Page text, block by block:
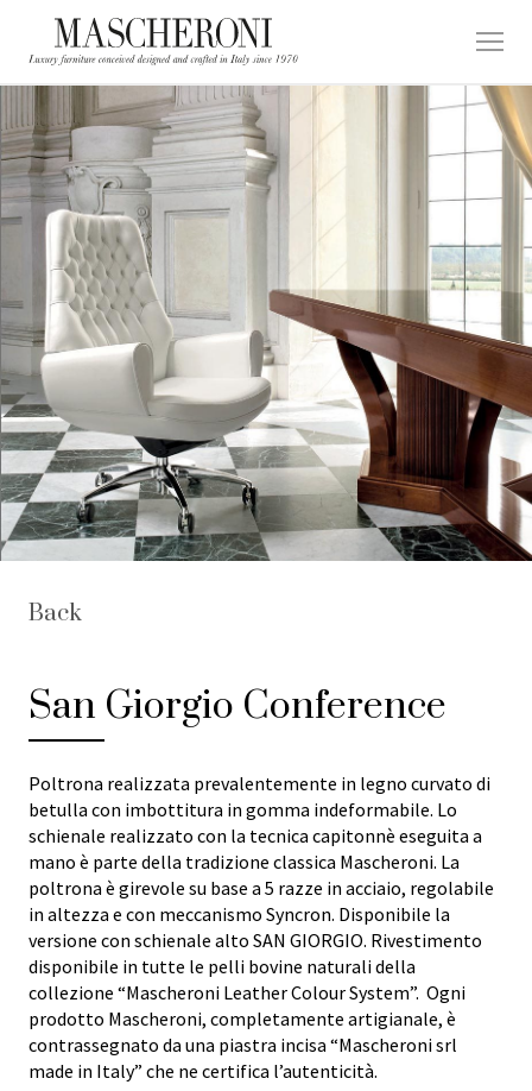
Back
San Giorgio Conference
Poltrona realizzata prevalentemente in legno curvato di
betulla con imbottitura in gomma indeformabile. Lo
schienale realizzato con la tecnica capitonnè eseguita a
mano è parte della tradizione classica Mascheroni. La
poltrona è girevole su base a 5 razze in acciaio, regolabile
in altezza e con meccanismo Syncron. Disponibile la
versione con schienale alto SAN GIORGIO. Rivestimento
disponibile in tutte le pelli bovine naturali della
collezione “Mascheroni Leather Colour System”. Ogni
prodotto Mascheroni, completamente artigianale, è
contrassegnato da una piastra incisa “Mascheroni srl
made in Italy” che ne certifica l’autenticità.